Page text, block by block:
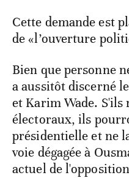
Cette demande est
de «l’ouverture
Bien que personne
a aussitôt discerné
et Karim Wade.
électoraux, ils
présidentielle et ne
voie dégagée à
actuel de